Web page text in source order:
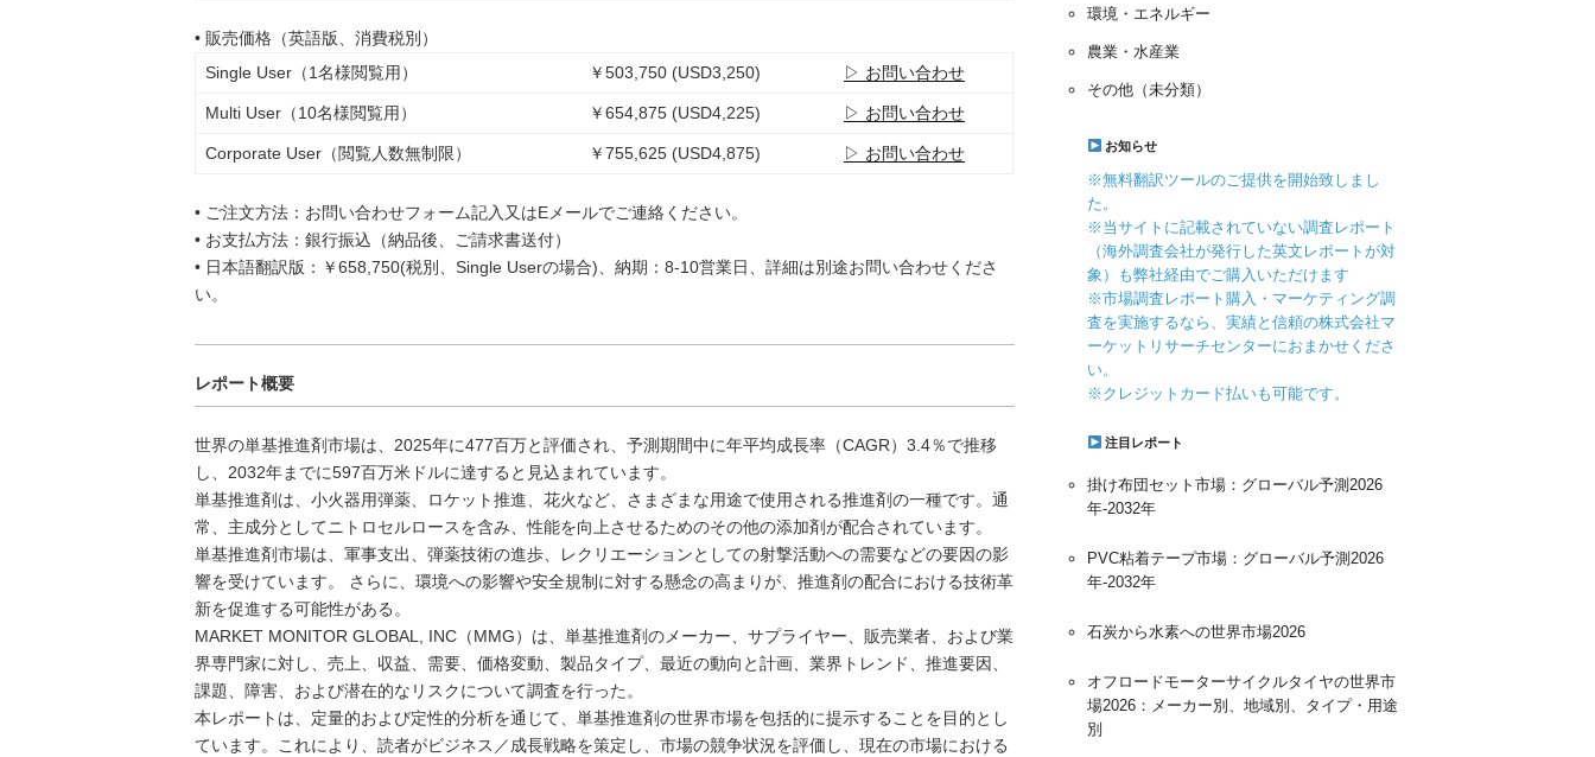
• 販売価格（英語版、消費税別）
Single User（1名様閲覧用）
￥503,750 (USD3,250) ▷ お問い合わせ
Multi User（10名様閲覧用） ￥654,875 (USD4,225) ▷ お問い合わせ
Corporate User（閲覧人数無制限） ￥755,625 (USD4,875) ▷ お問い合わせ
• ご注文方法：お問い合わせフォーム記入又はEメールでご連絡ください。
• お支払方法：銀行振込（納品後、ご請求書送付）
• 日本語翻訳版：￥658,750(税別、Single Userの場合)、納期：8-10営業日、詳細は別途お問い合わせくださ
い。
レポート概要
世界の単基推進剤市場は、2025年に477百万と評価され、予測期間中に年平均成長率（CAGR）3.4％で推移
し、2032年までに597百万米ドルに達すると見込まれています。
単基推進剤は、小火器用弾薬、ロケット推進、花火など、さまざまな用途で使用される推進剤の一種です。通
常、主成分としてニトロセルロースを含み、性能を向上させるためのその他の添加剤が配合されています。
単基推進剤市場は、軍事支出、弾薬技術の進歩、レクリエーションとしての射撃活動への需要などの要因の影
響を受けています。 さらに、環境への影響や安全規制に対する懸念の高まりが、推進剤の配合における技術革
新を促進する可能性がある。
MARKET MONITOR GLOBAL, INC（MMG）は、単基推進剤のメーカー、サプライヤー、販売業者、および業
界専門家に対し、売上、収益、需要、価格変動、製品タイプ、最近の動向と計画、業界トレンド、推進要因、
課題、障害、および潜在的なリスクについて調査を行った。
本レポートは、定量的および定性的分析を通じて、単基推進剤の世界市場を包括的に提示することを目的とし
ています。これにより、読者がビジネス／成長戦略を策定し、市場の競争状況を評価し、現在の市場における
環境・エネルギー
農業・水産業
その他（未分類）
お知らせ
※無料翻訳ツールのご提供を開始致しまし
た。
※当サイトに記載されていない調査レポート
（海外調査会社が発行した英文レポートが対
象）も弊社経由でご購入いただけます
※市場調査レポート購入・マーケティング調
査を実施するなら、実績と信頼の株式会社マ
ーケットリサーチセンターにおまかせくださ
い。
※クレジットカード払いも可能です。
注目レポート
掛け布団セット市場：グローバル予測2026
年-2032年
PVC粘着テープ市場：グローバル予測2026
年-2032年
石炭から水素への世界市場2026
オフロードモーターサイクルタイヤの世界市
場2026：メーカー別、地域別、タイプ・用途
別